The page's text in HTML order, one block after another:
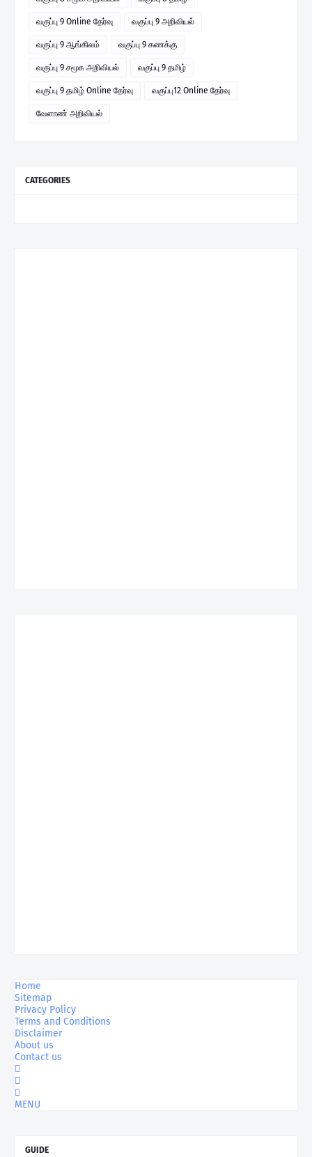
வகுப்பு 9 Online தேர்வு வகுப்பு 9 அறிவியல்
வகுப்பு 9 ஆங்கிலம் வகுப்பு 9 கணக்கு
வகுப்பு 9 சமூக அறிவியல் வகுப்பு 9 தமிழ்
வகுப்பு 9 தமிழ் Online தேர்வு வகுப்பு12 Online தேர்வு
வேளாண் அறிவியல்
CATEGORIES
Home
Sitemap
Privacy Policy
Terms and Conditions
Disclaimer
About us
Contact us
MENU
GUIDE